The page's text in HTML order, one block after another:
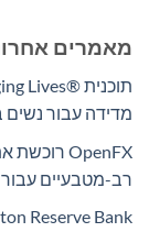
מאמרים
מדידה עבור
רב-מטבעיים